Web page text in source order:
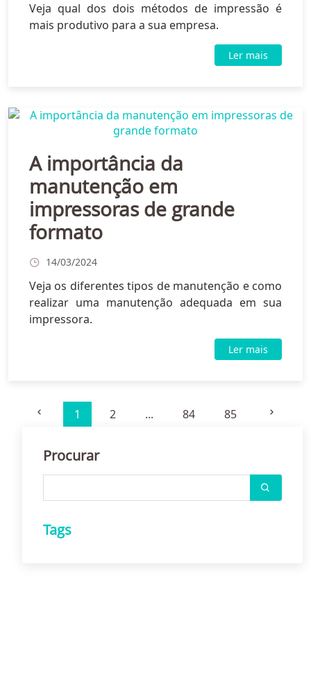
Veja qual dos dois métodos de impressão é
mais produtivo para a sua empresa.
Ler mais
A importância da
manutenção em
impressoras de grande
formato
14/03/2024
Veja os diferentes tipos de manutenção e como
realizar uma manutenção adequada em sua
impressora.
Ler mais
1 2 ... 84 85
Procurar
Tags